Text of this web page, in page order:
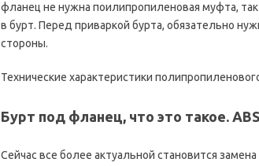
фланец не нужна поилипропиленовая муфта,
в бурт. Перед приваркой бурта, обязательно
стороны.
Технические характеристики
Бурт под фланец, что это такое.
Сейчас все более актуальной становится